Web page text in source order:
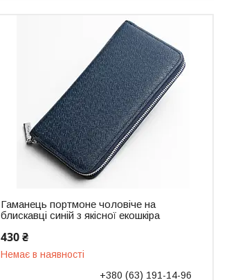
Гаманець портмоне чоловіче на
блискавці синій з якісної екошкіра
430 ₴
Немає в наявності
+380 (63) 191-14-96